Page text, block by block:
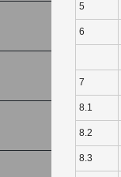
5
6
7
8.1
8.2
8.3